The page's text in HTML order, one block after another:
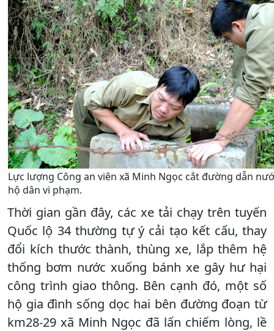
Lực lượng Công an viên xã Minh Ngọc cắt đường dẫn
hộ dân vi phạm.
Thời gian gần đây, các xe tải chạy trên tuyến
Quốc lộ 34 thường tự ý cải tạo kết cấu, thay
đổi kích thước thành, thùng xe, lắp thêm hệ
thống bơm nước xuống bánh xe gây hư hại
công trình giao thông. Bên cạnh đó, một số
hộ gia đình sống dọc hai bên đường đoạn từ
km28-29 xã Minh Ngọc đã lấn chiếm lòng, lề